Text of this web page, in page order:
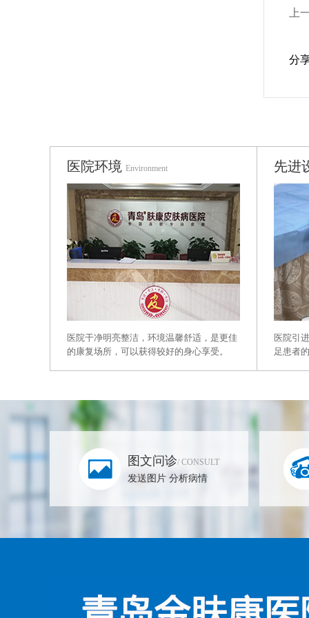
上
分
医院环境 Environment
医院干净明亮整洁，环境温馨舒适，是更佳
的康复场所，可以获得较好的身心享受。
先进
医院引
足患者
图文问诊/ CONSULT
发送图片 分析病情